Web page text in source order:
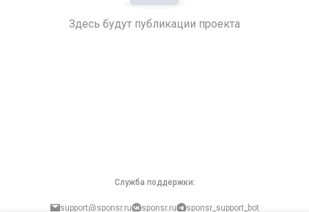
Здесь будут публикации проекта
Служба поддержки:
support@sponsr.ru sponsr.ru sponsr_support_bot